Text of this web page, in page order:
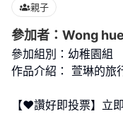
親子
參加者：Wong
參加組別：幼稚園組
作品介紹： 萱琳的旅
【❤️讚好即投票】立